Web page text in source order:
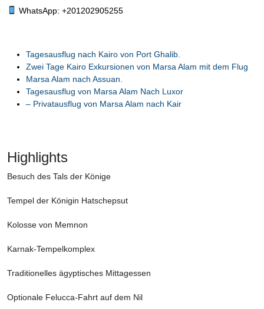
WhatsApp: +201202905255
Tagesausflug nach Kairo von Port Ghalib.
Zwei Tage Kairo Exkursionen von Marsa Alam mit dem Flug
Marsa Alam nach Assuan.
Tagesausflug von Marsa Alam Nach Luxor
– Privatausflug von Marsa Alam nach Kair
Highlights
Besuch des Tals der Könige
Tempel der Königin Hatschepsut
Kolosse von Memnon
Karnak-Tempelkomplex
Traditionelles ägyptisches Mittagessen
Optionale Felucca-Fahrt auf dem Nil